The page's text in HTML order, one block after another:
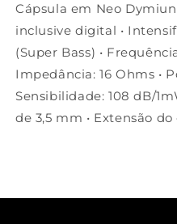
Cápsula em Neo
inclusive digital •
(Super Bass) •
Impedância: 16 Ohms •
Sensibilidade: 108 dB/
de 3,5 mm • Extensão